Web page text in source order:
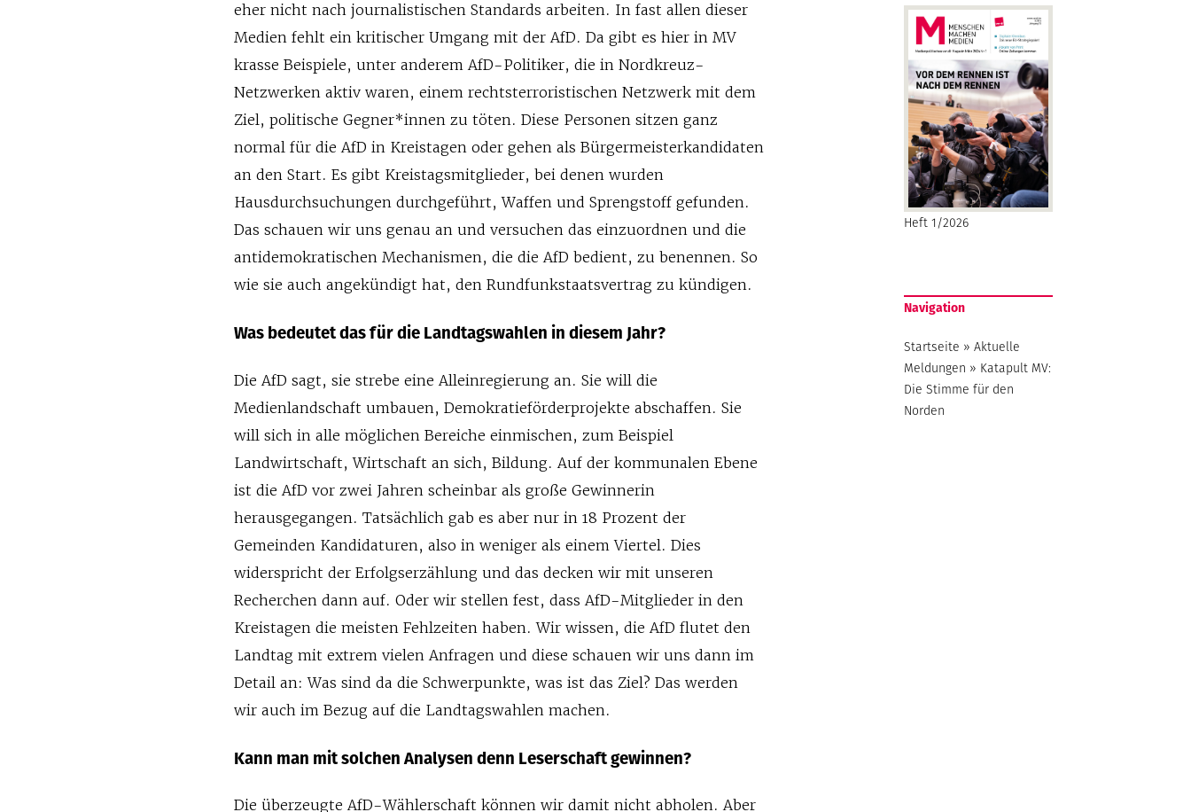
eher nicht nach journalistischen Standards arbeiten. In fast allen dieser
Medien fehlt ein kritischer Umgang mit der AfD. Da gibt es hier in MV
krasse Beispiele, unter anderem AfD-Politiker, die in Nordkreuz-
Netzwerken aktiv waren, einem rechtsterroristischen Netzwerk mit dem
Ziel, politische Gegner*innen zu töten. Diese Personen sitzen ganz
normal für die AfD in Kreistagen oder gehen als Bürgermeisterkandidaten
an den Start. Es gibt Kreistagsmitglieder, bei denen wurden
Hausdurchsuchungen durchgeführt, Waffen und Sprengstoff gefunden.
Das schauen wir uns genau an und versuchen das einzuordnen und die
antidemokratischen Mechanismen, die die AfD bedient, zu benennen. So
wie sie auch angekündigt hat, den Rundfunkstaatsvertrag zu kündigen.
Was bedeutet das für die Landtagswahlen in diesem Jahr?
Die AfD sagt, sie strebe eine Alleinregierung an. Sie will die
Medienlandschaft umbauen, Demokratieförderprojekte abschaffen. Sie
will sich in alle möglichen Bereiche einmischen, zum Beispiel
Landwirtschaft, Wirtschaft an sich, Bildung. Auf der kommunalen Ebene
ist die AfD vor zwei Jahren scheinbar als große Gewinnerin
herausgegangen. Tatsächlich gab es aber nur in 18 Prozent der
Gemeinden Kandidaturen, also in weniger als einem Viertel. Dies
widerspricht der Erfolgserzählung und das decken wir mit unseren
Recherchen dann auf. Oder wir stellen fest, dass AfD-Mitglieder in den
Kreistagen die meisten Fehlzeiten haben. Wir wissen, die AfD flutet den
Landtag mit extrem vielen Anfragen und diese schauen wir uns dann im
Detail an: Was sind da die Schwerpunkte, was ist das Ziel? Das werden
wir auch im Bezug auf die Landtagswahlen machen.
Kann man mit solchen Analysen denn Leserschaft gewinnen?
Die überzeugte AfD-Wählerschaft können wir damit nicht abholen. Aber
Heft 1/2026
Navigation
Startseite »Aktuelle
Meldungen » Katapult MV:
Die Stimme für den
Norden